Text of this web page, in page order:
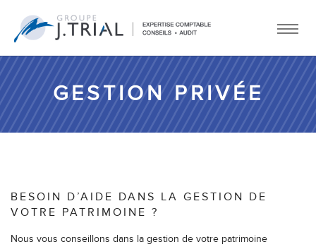
GESTION PRIVÉE
BESOIN D’AIDE DANS LA GESTION DE
VOTRE PATRIMOINE ?
Nous vous conseillons dans la gestion de votre patrimoine